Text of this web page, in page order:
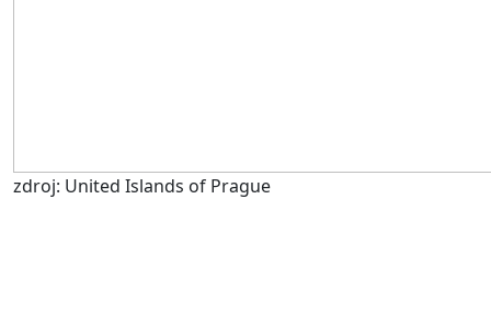
zdroj: United Islands of Prague